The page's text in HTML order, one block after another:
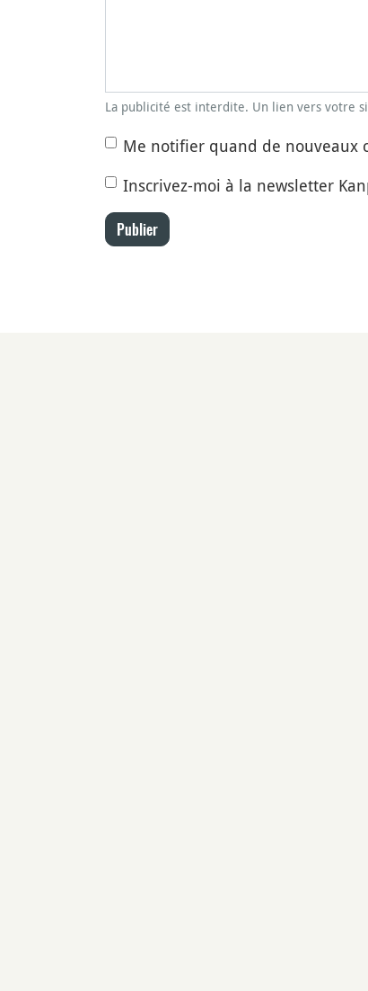
La publicité est interdite. Un lien vers votre
Me notifier quand de nouveaux
Inscrivez-moi à la newsletter
Publier